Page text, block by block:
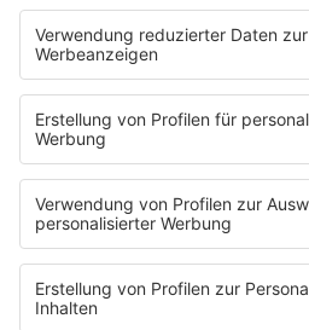
HOME
PROGRAMM
Sendeplan
DJs
Playlist
MUSIC
Streams